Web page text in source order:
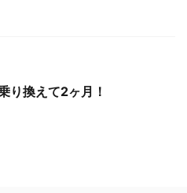
り換えて2ヶ月！